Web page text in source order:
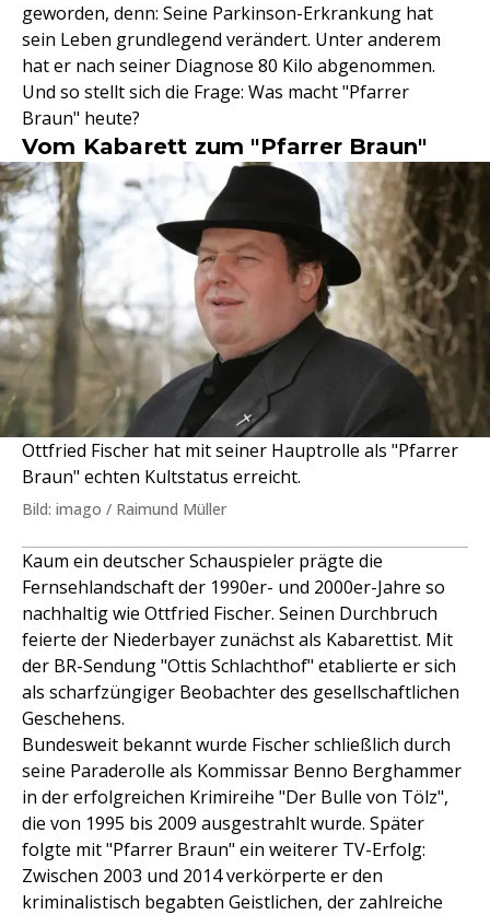
geworden, denn: Seine Parkinson-Erkrankung hat
sein Leben grundlegend verändert. Unter anderem
hat er nach seiner Diagnose 80 Kilo abgenommen.
Und so stellt sich die Frage: Was macht "Pfarrer
Braun" heute?
Vom Kabarett zum "Pfarrer Braun"
Ottfried Fischer hat mit seiner Hauptrolle als "Pfarrer
Braun" echten Kultstatus erreicht.
Bild: imago / Raimund Müller
Kaum ein deutscher Schauspieler prägte die
Fernsehlandschaft der 1990er- und 2000er-Jahre so
nachhaltig wie Ottfried Fischer. Seinen Durchbruch
feierte der Niederbayer zunächst als Kabarettist. Mit
der BR-Sendung "Ottis Schlachthof" etablierte er sich
als scharfzüngiger Beobachter des gesellschaftlichen
Geschehens.
Bundesweit bekannt wurde Fischer schließlich durch
seine Paraderolle als Kommissar Benno Berghammer
in der erfolgreichen Krimireihe "Der Bulle von Tölz",
die von 1995 bis 2009 ausgestrahlt wurde. Später
folgte mit "Pfarrer Braun" ein weiterer TV-Erfolg:
Zwischen 2003 und 2014 verkörperte er den
kriminalistisch begabten Geistlichen, der zahlreiche